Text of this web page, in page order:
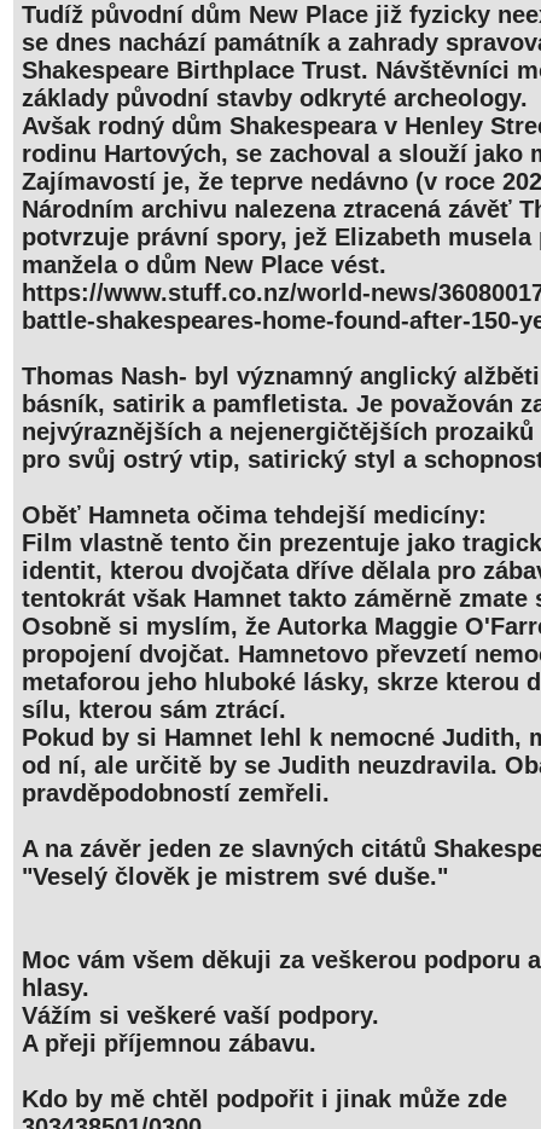
Tudíž původní dům New Place již fyzicky
se dnes nachází památník a zahrady
Shakespeare Birthplace Trust. Návštěvníci
základy původní stavby odkryté archeology.
Avšak rodný dům Shakespeara v Henley
rodinu Hartových, se zachoval a slouží jako
Zajímavostí je, že teprve nedávno (v roce
Národním archivu nalezena ztracená závěť
potvrzuje právní spory, jež Elizabeth
manžela o dům New Place vést.
https://www.stuff.co.nz/world-news/
battle-shakespeares-home-found-after-150-
Thomas Nash- byl významný anglický
básník, satirik a pamfletista. Je považován
nejvýraznějších a nejenergičtějších prozaiků
pro svůj ostrý vtip, satirický styl a
Oběť Hamneta očima tehdejší medicíny:
Film vlastně tento čin prezentuje jako
identit, kterou dvojčata dříve dělala pro
tentokrát však Hamnet takto záměrně zmate
Osobně si myslím, že Autorka Maggie
propojení dvojčat. Hamnetovo převzetí
metaforou jeho hluboké lásky, skrze kterou
sílu, kterou sám ztrácí.
Pokud by si Hamnet lehl k nemocné Judith,
od ní, ale určitě by se Judith neuzdravila.
pravděpodobností zemřeli.
A na závěr jeden ze slavných citátů
"Veselý člověk je mistrem své duše."
Moc vám všem děkuji za veškerou podporu
hlasy.
Vážím si veškeré vaší podpory.
A přeji příjemnou zábavu.
Kdo by mě chtěl podpořit i jinak může zde